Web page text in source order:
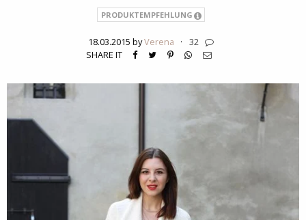
PRODUKTEMPFEHLUNG
18.03.2015 byVerena ·
32
SHARE IT